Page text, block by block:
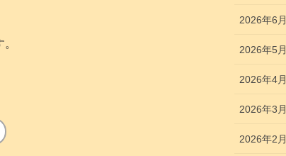
2026年6月
2026年5月
2026年4月
2026年3月
2026年2月